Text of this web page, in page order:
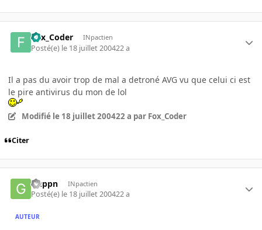
Fox_Coder INpactien
Posté(e) le 18 juillet 200422 a
Il a pas du avoir trop de mal a detroné AVG vu que celui ci est
le pire antivirus du mon de lol
Modifié le 18 juillet 200422 a par Fox_Coder
Citer
Gnppn INpactien
Posté(e) le 18 juillet 200422 a
AUTEUR